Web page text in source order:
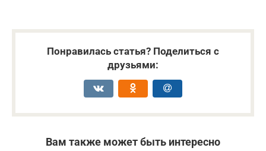
Понравилась статья? Поделиться с
друзьями:
Вам также может быть интересно